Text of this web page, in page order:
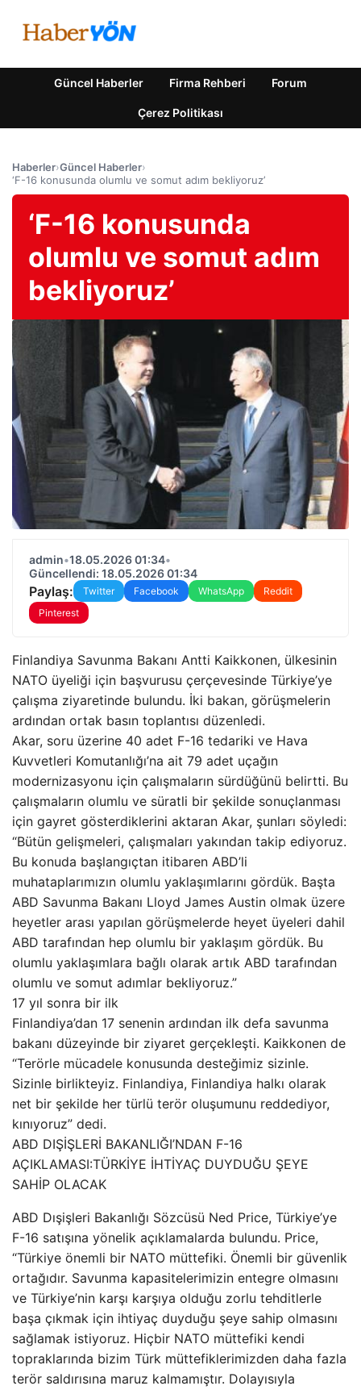
Güncel Haberler Firma Rehberi Forum
Çerez Politikası
Haberler›Güncel Haberler›
‘F-16 konusunda olumlu ve somut adım bekliyoruz’
‘F-16 konusunda
olumlu ve somut adım
bekliyoruz’
admin•18.05.2026 01:34•
Güncellendi: 18.05.2026 01:34
Paylaş: Twitter Facebook WhatsApp
Reddit
Pinterest
Finlandiya Savunma Bakanı Antti Kaikkonen, ülkesinin
NATO üyeliği için başvurusu çerçevesinde Türkiye’ye
çalışma ziyaretinde bulundu. İki bakan, görüşmelerin
ardından ortak basın toplantısı düzenledi.
Akar, soru üzerine 40 adet F-16 tedariki ve Hava
Kuvvetleri Komutanlığı’na ait 79 adet uçağın
modernizasyonu için çalışmaların sürdüğünü belirtti. Bu
çalışmaların olumlu ve süratli bir şekilde sonuçlanması
için gayret gösterdiklerini aktaran Akar, şunları söyledi:
“Bütün gelişmeleri, çalışmaları yakından takip ediyoruz.
Bu konuda başlangıçtan itibaren ABD’li
muhataplarımızın olumlu yaklaşımlarını gördük. Başta
ABD Savunma Bakanı Lloyd James Austin olmak üzere
heyetler arası yapılan görüşmelerde heyet üyeleri dahil
ABD tarafından hep olumlu bir yaklaşım gördük. Bu
olumlu yaklaşımlara bağlı olarak artık ABD tarafından
olumlu ve somut adımlar bekliyoruz.”
17 yıl sonra bir ilk
Finlandiya’dan 17 senenin ardından ilk defa savunma
bakanı düzeyinde bir ziyaret gerçekleşti. Kaikkonen de
“Terörle mücadele konusunda desteğimiz sizinle.
Sizinle birlikteyiz. Finlandiya, Finlandiya halkı olarak
net bir şekilde her türlü terör oluşumunu reddediyor,
kınıyoruz” dedi.
ABD DIŞİŞLERİ BAKANLIĞI’NDAN F-16
AÇIKLAMASI:TÜRKİYE İHTİYAÇ DUYDUĞU ŞEYE
SAHİP OLACAK
ABD Dışişleri Bakanlığı Sözcüsü Ned Price, Türkiye’ye
F-16 satışına yönelik açıklamalarda bulundu. Price,
“Türkiye önemli bir NATO müttefiki. Önemli bir güvenlik
ortağıdır. Savunma kapasitelerimizin entegre olmasını
ve Türkiye’nin karşı karşıya olduğu zorlu tehditlerle
başa çıkmak için ihtiyaç duyduğu şeye sahip olmasını
sağlamak istiyoruz. Hiçbir NATO müttefiki kendi
topraklarında bizim Türk müttefiklerimizden daha fazla
terör saldırısına maruz kalmamıştır. Dolayısıyla